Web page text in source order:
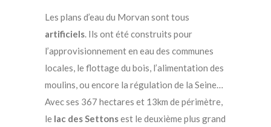
Les plans d’eau du Morvan sont tous
artificiels. Ils ont été construits pour
l’approvisionnement en eau des communes
locales, le flottage du bois, l’alimentation des
moulins, ou encore la régulation de la Seine…
Avec ses 367 hectares et 13km de périmètre,
le lac des Settonsest le deuxième plus grand